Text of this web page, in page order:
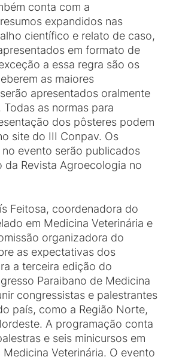
conta com a
expandidos nas
científico e relato de caso,
em formato de
a essa regra são os
as maiores
apresentados oralmente
as normas para
dos pôsteres podem
site do III Conpav. Os
evento serão publicados
da Revista Agroecologia no
Feitosa, coordenadora do
em Medicina Veterinária e
organizadora do
as expectativas dos
a terceira edição do
Paraibano de Medicina
congressistas e palestrantes
país, como a Região Norte,
A programação conta
e seis minicursos em
Veterinária. O evento